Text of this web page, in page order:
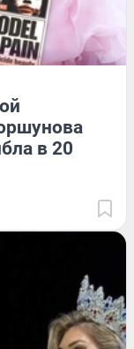
в 20